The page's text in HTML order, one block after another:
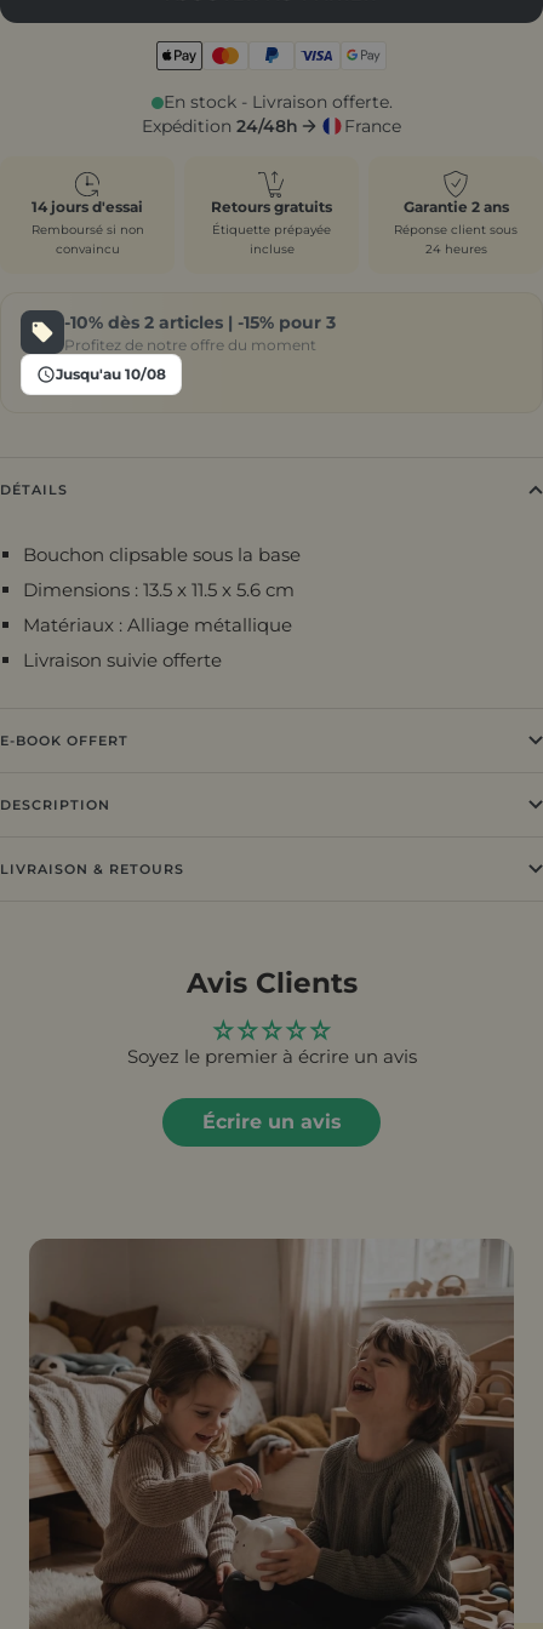
En stock - Livraison offerte.
Expédition 24/48h France
14 jours d'essai
Remboursé si non
convaincu
Retours gratuits
Étiquette prépayée
incluse
Garantie 2 ans
Réponse client sous
24 heures
-10% dès 2 articles | -15% pour 3
Profitez de notre offre du moment
Jusqu'au 10/08
DÉTAILS
Bouchon clipsable sous la base
Dimensions : 13.5 x 11.5 x 5.6 cm
Matériaux : Alliage métallique
Livraison suivie offerte
E-BOOK OFFERT
DESCRIPTION
LIVRAISON & RETOURS
Avis Clients
Soyez le premier à écrire un avis
Écrire un avis